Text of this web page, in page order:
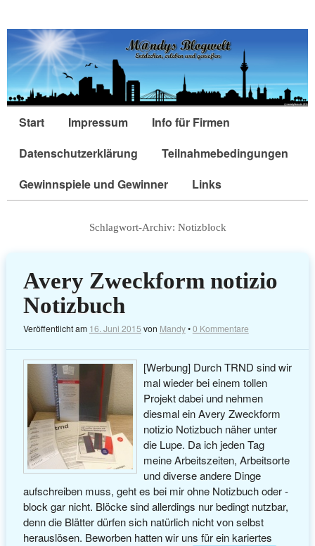
Start Impressum
Info für Firmen
Datenschutzerklärung
Teilnahmebedingungen
Gewinnspiele und Gewinner
Links
Schlagwort-Archiv: Notizblock
Avery Zweckform notizio
Notizbuch
Veröffentlicht am 16. Juni 2015 von Mandy•0 Kommentare
[Werbung] Durch TRND sind wir
mal wieder bei einem tollen
Projekt dabei und nehmen
diesmal ein Avery Zweckform
notizio Notizbuch näher unter
die Lupe. Da ich jeden Tag
meine Arbeitszeiten, Arbeitsorte
und diverse andere Dinge
aufschreiben muss, geht es bei mir ohne Notizbuch oder -
block gar nicht. Blöcke sind allerdings nur bedingt nutzbar,
denn die Blätter dürfen sich natürlich nicht von selbst
herauslösen. Beworben hatten wir uns für ein kariertes